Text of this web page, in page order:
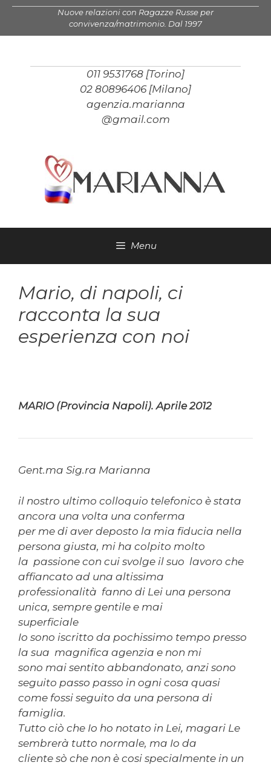
Vai
contenuto
Nuove relazioni con Ragazze Russe per
convivenza/matrimonio. Dal 1997
011 9531768 [Torino]
02 80896406 [Milano]
agenzia.marianna
@gmail.com
Menu
Mario, di napoli, ci
racconta la sua
esperienza con noi
MARIO (Provincia Napoli). Aprile 2012
Gent.ma Sig.ra Marianna
il nostro ultimo colloquio telefonico è stata
ancora una volta una conferma
per me di aver deposto la mia fiducia nella
persona giusta, mi ha colpito molto
la passione con cui svolge il suo lavoro che
affiancato ad una altissima
professionalità fanno di Lei una persona
unica, sempre gentile e mai
superficiale
Io sono iscritto da pochissimo tempo presso
la sua magnifica agenzia e non mi
sono mai sentito abbandonato, anzi sono
seguito passo passo in ogni cosa quasi
come fossi seguito da una persona di
famiglia.
Tutto ciò che Io ho notato in Lei, magari Le
sembrerà tutto normale, ma Io da
cliente sò che non è cosi specialmente in un